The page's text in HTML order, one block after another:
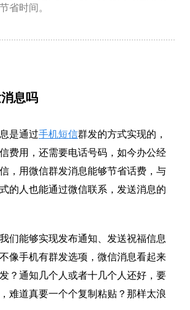
省时间。
息吗
是通过手机短信群发的方式实现的，
费用，还需要电话号码，如今办公经
，用微信群发消息能够节省话费，与
的人也能通过微信联系，发送消息的
们能够实现发布通知、发送祝福信息
像手机有群发选项，微信消息看起来
？通知几个人或者十几个人还好，要
难道真要一个个复制粘贴？那样太浪